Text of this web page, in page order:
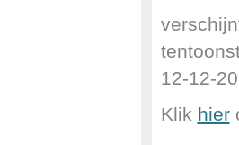
12-12-
Klik hier